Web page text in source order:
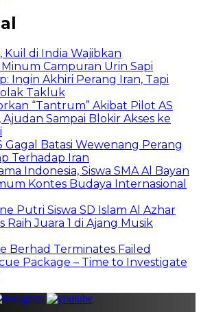
Kuil di India Wajibkan
Campuran Urin Sapi
Ingin Akhiri Perang Iran, Tapi
Takluk
“Tantrum” Akibat Pilot AS
Ajudan Sampai Blokir Akses ke
Gagal Batasi Wewenang Perang
Terhadap Iran
Indonesia, Siswa SMA Al Bayan
Kontes Budaya Internasional
Putri Siswa SD Islam Al Azhar
Raih Juara 1 di Ajang Musik
Berhad Terminates Failed
Package – Time to Investigate